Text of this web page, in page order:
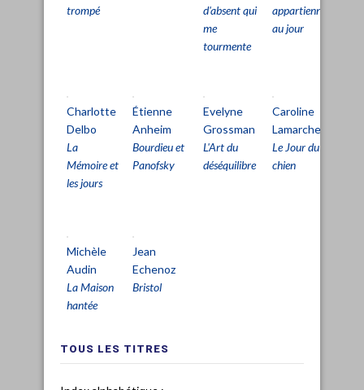
trompé
d'absent qui
me
tourmente
appartiennent
au jour
Charlotte
Delbo
La
Mémoire et
les jours
Étienne
Anheim
Bourdieu et
Panofsky
Evelyne
Grossman
L'Art du
déséquilibre
Caroline
Lamarche
Le Jour du
chien
Michèle
Audin
La Maison
hantée
Jean
Echenoz
Bristol
TOUS LES TITRES